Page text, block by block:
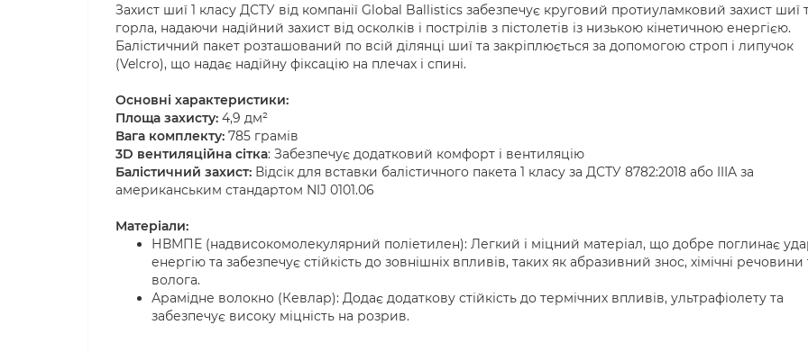
Захист шиї 1 класу ДСТУ від компанії Global Ballistics забезпечує круговий протиуламковий захист шиї
горла, надаючи надійний захист від осколків і пострілів з пістолетів із низькою кінетичною енергією.
Балістичний пакет розташований по всій ділянці шиї та закріплюється за допомогою строп і липучок
(Velcro), що надає надійну фіксацію на плечах і спині.
Основні характеристики:
Площа захисту: 4,9 дм²
Вага комплекту: 785 грамів
3D вентиляційна сітка: Забезпечує додатковий комфорт і вентиляцію
Балістичний захист: Відсік для вставки балістичного пакета 1 класу за ДСТУ 8782:2018 або IIIA за
американським стандартом NIJ 0101.06
Матеріали:
НВМПЕ (надвисокомолекулярний поліетилен): Легкий і міцний матеріал, що добре поглинає
енергію та забезпечує стійкість до зовнішніх впливів, таких як абразивний знос, хімічні речовини
волога.
Арамідне волокно (Кевлар): Додає додаткову стійкість до термічних впливів, ультрафіолету та
забезпечує високу міцність на розрив.